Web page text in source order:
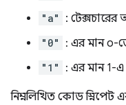
"a" :
"0" : এর মান ০-
"1" : এর মান 1-এ
নিম্নলিখিত কোড স্নিপেট